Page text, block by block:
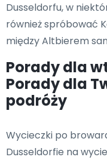
Dusseldorfu, w
również spróbować
między Altbierem
Porady dla
Porady dla
podróży
Wycieczki po
Dusseldorfie na